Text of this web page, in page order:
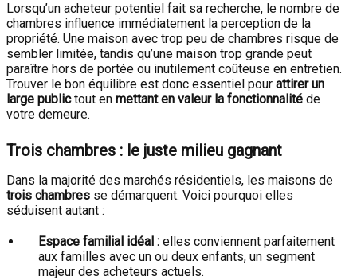
Lorsqu’un acheteur potentiel fait sa recherche, le nombre de
chambres influence immédiatement la perception de la
propriété. Une maison avec trop peu de chambres risque de
sembler limitée, tandis qu’une maison trop grande peut
paraître hors de portée ou inutilement coûteuse en entretien.
Trouver le bon équilibre est donc essentiel pour attirer un
large publictout en mettant en valeur la fonctionnalité de
votre demeure.
Trois chambres : le juste milieu gagnant
Dans la majorité des marchés résidentiels, les maisons de
trois chambres se démarquent. Voici pourquoi elles
séduisent autant :
Espace familial idéal : elles conviennent parfaitement
aux familles avec un ou deux enfants, un segment
majeur des acheteurs actuels.